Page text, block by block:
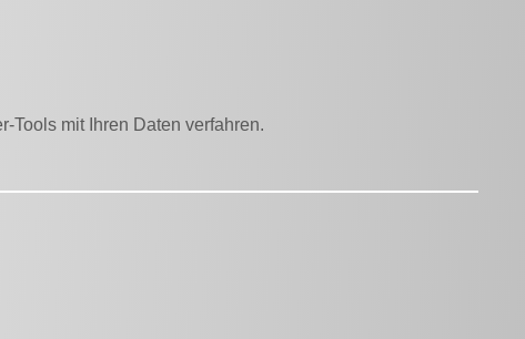
Tools mit Ihren Daten verfahren.